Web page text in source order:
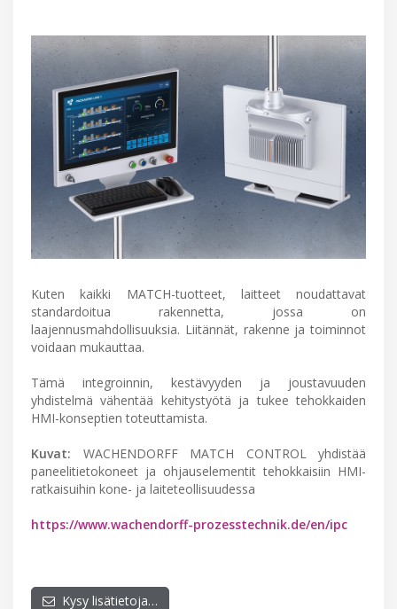
Kuten kaikki MATCH-tuotteet, laitteet noudattavat
standardoitua rakennetta, jossa on
laajennusmahdollisuuksia. Liitännät, rakenne ja toiminnot
voidaan mukauttaa.
Tämä integroinnin, kestävyyden ja joustavuuden
yhdistelmä vähentää kehitystyötä ja tukee tehokkaiden
HMI-konseptien toteuttamista.
Kuvat: WACHENDORFF MATCH CONTROL yhdistää
paneelitietokoneet ja ohjauselementit tehokkaisiin HMI-
ratkaisuihin kone- ja laiteteollisuudessa
https://www.wachendorff-prozesstechnik.de/en/ipc
Kysy lisätietoja…